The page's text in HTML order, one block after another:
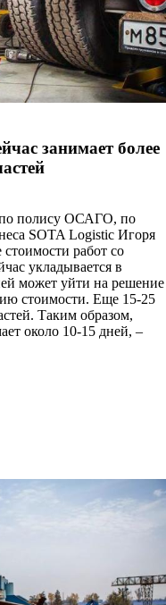
занимает более
полису ОСАГО, по
SOTA Logistic Игоря
работ со
укладывается в
может уйти на решение
стоимости. Еще 15-25
Таким образом,
около 10-15 дней, –